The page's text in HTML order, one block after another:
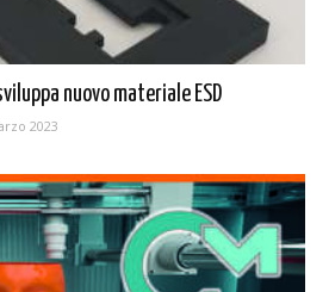
nuovo materiale ESD
2023